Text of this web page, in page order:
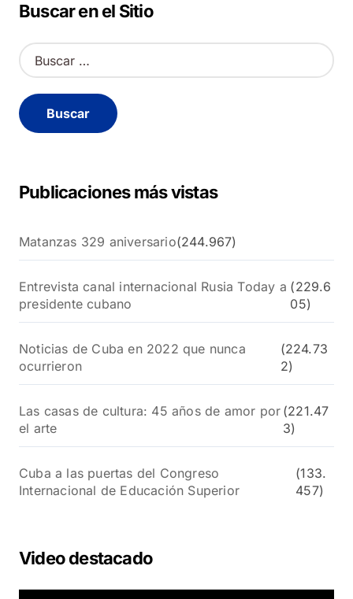
Buscar en el Sitio
B
u
c
a
Publicaciones más vistas
Matanzas 329 aniversario(244.967)
Entrevista canal internacional Rusia Today a
presidente cubano
(229.6
05)
Noticias de Cuba en 2022 que nunca
ocurrieron
(224.73
2)
Las casas de cultura: 45 años de amor por
el arte
(221.47
3)
Cuba a las puertas del Congreso
Internacional de Educación Superior
(133.
457)
Video destacado